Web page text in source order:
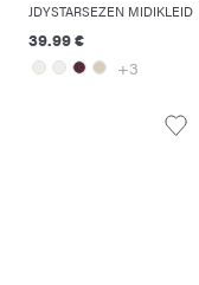
JDYSTARSEZEN MIDIKLEID
39.99 €
+3